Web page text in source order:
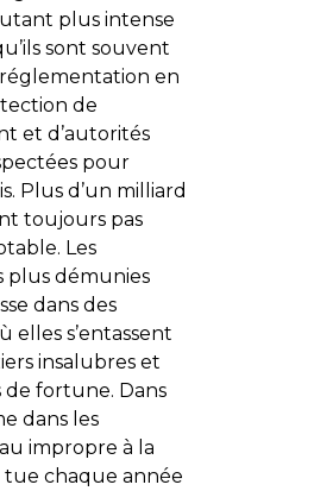
plus intense
sont souvent
en
de
et d’autorités
pour
Plus d’un milliard
toujours pas
Les
plus démunies
dans des
elles s’entassent
insalubres et
de fortune. Dans
dans les
impropre à la
chaque année